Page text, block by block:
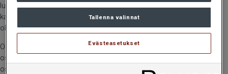
luovutetaan perjantaina 31.3.2023 vastikkeetta osakepohjaisten
kannustinohjelmien ehtojen mukaisesti 224 797 yhtiön hallussa
olevaa omaa B-sarjan osaketta ohjelmiin kuuluville avainhenkilöille.
Osakepalkkiot koskevat ansaintajaksoa 2020–2022 Cargotecin
osakepohjaisessa kannustinohjelmassa, 2020–2022 rajoitettujen
osakkeiden ohjelmaa, 2022–2024 rajoitettujen osakkeiden
Tallenna valinnat
Evästeasetukset